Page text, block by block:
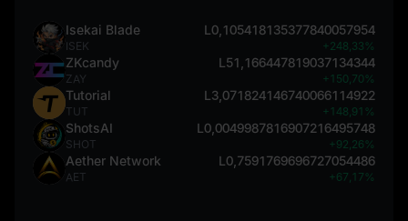
Isekai Blade
ISEK
L0,105418135377840057954
+248,33%
ZKcandy
ZAY
L51,166447819037134344
+150,70%
Tutorial
TUT
L3,071824146740066114922
+148,91%
ShotsAI
SHOT
L0,0049987816907216495748
+92,26%
Aether Network
AET
L0,7591769696727054486
+67,17%